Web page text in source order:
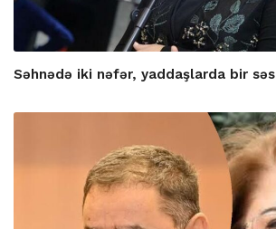
Səhnədə iki nəfər, yaddaşlarda bir səs